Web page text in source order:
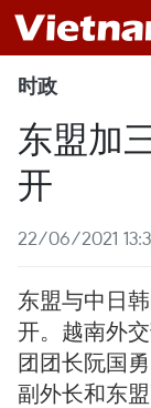
时政
东盟加
开
22/06/2021
东盟与中日
开。越南外
团团长阮国
副外长和东